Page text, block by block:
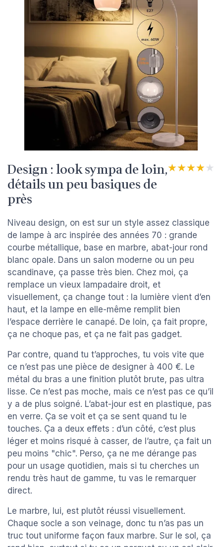
Design : look sympa de loin,
détails un peu basiques de
près
★★★★★
★★★★★
Niveau design, on est sur un style assez classique
de lampe à arc inspirée des années 70 : grande
courbe métallique, base en marbre, abat-jour rond
blanc opale. Dans un salon moderne ou un peu
scandinave, ça passe très bien. Chez moi, ça
remplace un vieux lampadaire droit, et
visuellement, ça change tout : la lumière vient d’en
haut, et la lampe en elle-même remplit bien
l’espace derrière le canapé. De loin, ça fait propre,
ça ne choque pas, et ça ne fait pas gadget.
Par contre, quand tu t’approches, tu vois vite que
ce n’est pas une pièce de designer à 400 €. Le
métal du bras a une finition plutôt brute, pas ultra
lisse. Ce n’est pas moche, mais ce n’est pas ce qu’il
y a de plus soigné. L’abat-jour est en plastique, pas
en verre. Ça se voit et ça se sent quand tu le
touches. Ça a deux effets : d’un côté, c’est plus
léger et moins risqué à casser, de l’autre, ça fait un
peu moins "chic". Perso, ça ne me dérange pas
pour un usage quotidien, mais si tu cherches un
rendu très haut de gamme, tu vas le remarquer
direct.
Le marbre, lui, est plutôt réussi visuellement.
Chaque socle a son veinage, donc tu n’as pas un
truc tout uniforme façon faux marbre. Sur le sol, ça